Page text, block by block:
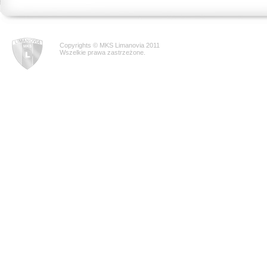
Copyrights © MKS Limanovia 2011
Wszelkie prawa zastrzeżone.